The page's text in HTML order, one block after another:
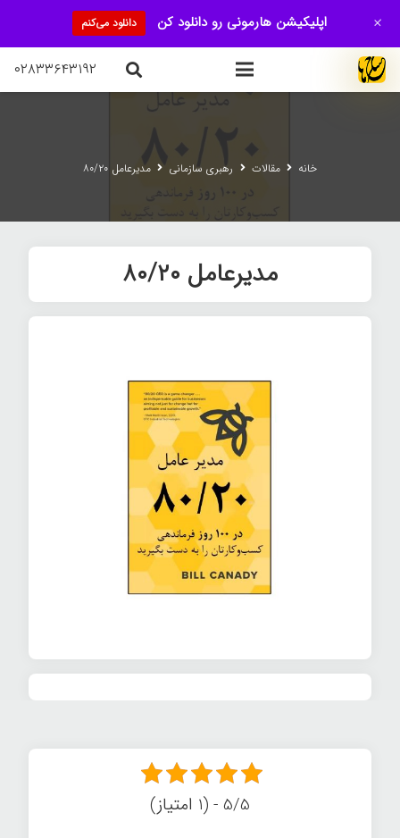
۰۲۸۳۳۶۴۳۱۹۲
خانه مقالات رهبری سازمانی مدیرعامل ۸۰/۲۰
مدیرعامل ۸۰/۲۰
5/5 - (1 امتیاز)
اپلیکیشن هارمونی رو دانلود کن دانلود می‌کنم +